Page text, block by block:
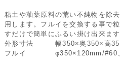
粘土や釉薬原料の荒い不純物を除
用します。フルイを交換する事で
すだけで簡単にふるい掛け出来ます
外形寸法
幅350×奥350×高
フルイ
φ350×120mm/#60